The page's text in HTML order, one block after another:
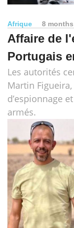
Afrique 8
Affaire de
Portugais
Les autorités
Martin Figueira,
d’espionnage
armés.